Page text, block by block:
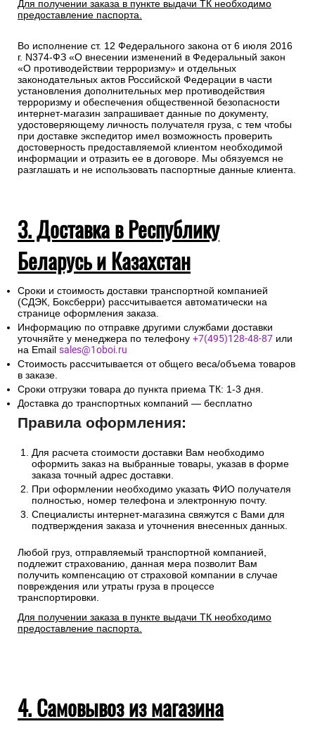
Для получении заказа в пункте выдачи ТК необходимо
предоставление паспорта.
Во исполнение ст. 12 Федерального закона от 6 июля 2016
г. N374-ФЗ «О внесении изменений в Федеральный закон
«О противодействии терроризму» и отдельных
законодательных актов Российской Федерации в части
установления дополнительных мер противодействия
терроризму и обеспечения общественной безопасности
интернет-магазин запрашивает данные по документу,
удостоверяющему личность получателя груза, с тем чтобы
при доставке экспедитор имел возможность проверить
достоверность предоставляемой клиентом необходимой
информации и отразить ее в договоре. Мы обязуемся не
разглашать и не использовать паспортные данные клиента.
3. Доставка в Республику
Беларусь и Казахстан
Сроки и стоимость доставки транспортной компанией
(СДЭК, Боксберри) рассчитывается автоматически на
странице оформления заказа.
Информацию по отправке другими службами доставки
уточняйте у менеджера по телефону +7(495)128-48-87 или
на Email sales@1oboi.ru
Стоимость рассчитывается от общего веса/объема товаров
в заказе.
Сроки отгрузки товара до пункта приема ТК: 1-3 дня.
Доставка до транспортных компаний — бесплатно
Правила оформления:
Для расчета стоимости доставки Вам необходимо
оформить заказ на выбранные товары, указав в форме
заказа точный адрес доставки.
При оформлении необходимо указать ФИО получателя
полностью, номер телефона и электронную почту.
Специалисты интернет-магазина свяжутся с Вами для
подтверждения заказа и уточнения внесенных данных.
Любой груз, отправляемый транспортной компанией,
подлежит страхованию, данная мера позволит Вам
получить компенсацию от страховой компании в случае
повреждения или утраты груза в процессе
транспортировки.
Для получении заказа в пункте выдачи ТК необходимо
предоставление паспорта.
4. Самовывоз из магазина